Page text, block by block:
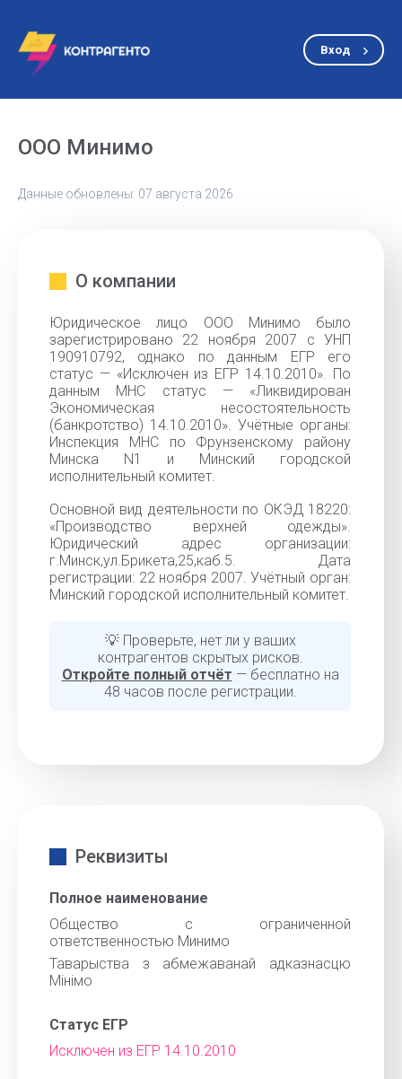
Вход
ООО Минимо
Данные обновлены: 07 августа 2026
О компании
Юридическое лицо ООО Минимо было
зарегистрировано 22 ноября 2007 с УНП
190910792, однако по данным ЕГР его
статус — «Исключен из ЕГР 14.10.2010». По
данным МНС статус — «Ликвидирован
Экономическая несостоятельность
(банкротство) 14.10.2010». Учётные органы:
Инспекция МНС по Фрунзенскому району
Минска N1 и Минский городской
исполнительный комитет.
Основной вид деятельности по ОКЭД 18220:
«Производство верхней одежды».
Юридический адрес организации:
г.Минск,ул.Брикета,25,каб.5. Дата
регистрации: 22 ноября 2007. Учётный орган:
Минский городской исполнительный комитет.
💡 Проверьте, нет ли у ваших
контрагентов скрытых рисков.
Откройте полный отчёт — бесплатно на
48 часов после регистрации.
Реквизиты
Полное наименование
Общество с ограниченной
ответственностью Минимо
Таварыства з абмежаванай адказнасцю
Мiнiмо
Статус ЕГР
Исключен из ЕГР 14.10.2010